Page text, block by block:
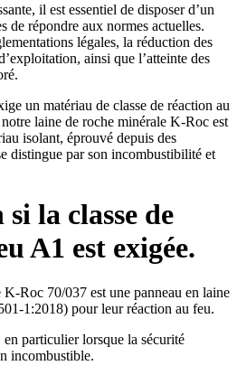
il est essentiel de disposer d’un
de répondre aux normes actuelles.
légales, la réduction des
ainsi que l’atteinte des
un matériau de classe de réaction au
laine de roche minérale K-Roc est
isolant, éprouvé depuis des
distingue par son incombustibilité et
la classe de
A1 est exigée.
Roc 70/037 est une panneau en laine
1:2018) pour leur réaction au feu.
particulier lorsque la sécurité
incombustible.